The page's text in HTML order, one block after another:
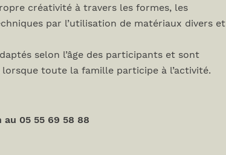
créativité à travers les formes, les
par l’utilisation de matériaux divers et
selon l’âge des participants et sont
toute la famille participe à l’activité.
05 55 69 58 88